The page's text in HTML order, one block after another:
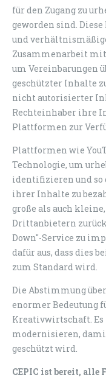
für den Zugang zu
geworden sind.
und
Zusammenarbeit
um Vereinbarungen
geschützter Inhalte
nicht autorisierter
Rechteinhaber ihre
Plattformen zur
Plattformen wie
Technologie, um
identifizieren und so
ihrer Inhalte zu
große als auch
Drittanbietern
Down"-Service zu
dafür aus, dass dies
zum Standard wird.
Die Abstimmung
enormer Bedeutung
Kreativwirtschaft. Es
modernisieren,
geschützt wird.
CEPIC ist bereit,